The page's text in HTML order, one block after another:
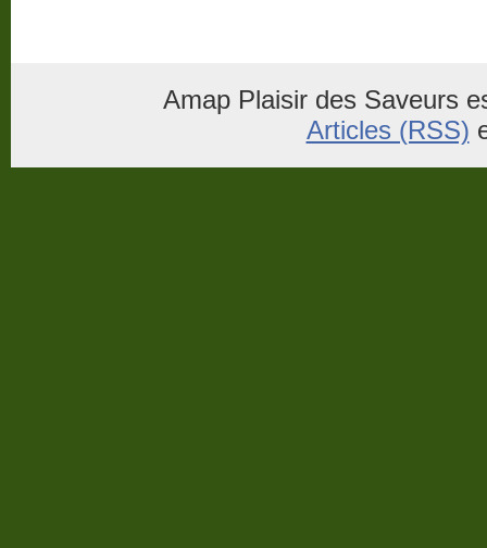
Amap Plaisir des Saveurs
Articles (RSS)